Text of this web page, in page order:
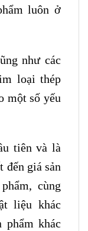
luôn ở
như các
loại thép
một số yếu
tiên và là
đến giá sản
cùng
liệu khác
phẩm khác